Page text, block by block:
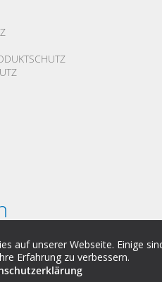
auf unserer Webseite. Einige
Erfahrung zu verbessern.